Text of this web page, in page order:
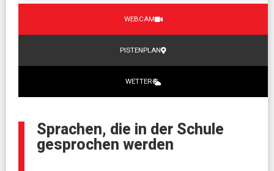
WEBCAM
PISTENPLAN
WETTER
Sprachen, die in der Schule
gesprochen werden